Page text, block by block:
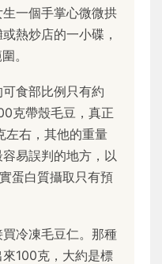
一個手掌心微微拱
熱炒店的一小碟，
。
食部比例只有約
克帶殼毛豆，真正
左右，其他的重量
易誤判的地方，以
蛋白質攝取只有預
冷凍毛豆仁。那種
100克，大約是標